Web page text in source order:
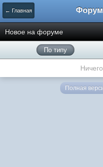
← Главная
Новое на форуме
По типу
Полная